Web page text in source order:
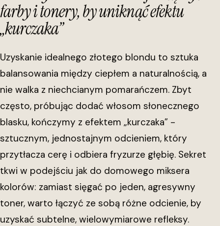
farby i tonery, by uniknąć efektu
„kurczaka”
Uzyskanie idealnego złotego blondu to sztuka
balansowania między ciepłem a naturalnością, a
nie walka z niechcianym pomarańczem. Zbyt
często, próbując dodać włosom słonecznego
blasku, kończymy z efektem „kurczaka” -
sztucznym, jednostajnym odcieniem, który
przytłacza cerę i odbiera fryzurze głębię. Sekret
tkwi w podejściu jak do domowego miksera
kolorów: zamiast sięgać po jeden, agresywny
toner, warto łączyć ze sobą różne odcienie, by
uzyskać subtelne, wielowymiarowe refleksy.